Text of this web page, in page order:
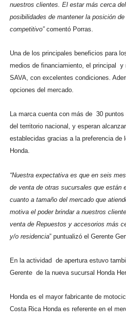
nuestros clientes. El estar más cerca
posibilidades de mantener la posición
competitivo” comentó Porras.
Una de los principales beneficios para
medios de financiamiento, el principal y
SAVA, con excelentes condiciones.
opciones del mercado.
La marca cuenta con más de 30
del territorio nacional, y esperan
establecidas gracias a la preferencia de
Honda.
“Nuestra expectativa es que en seis
de venta de otras sucursales que están
cuanto a tamaño del mercado que
motiva el poder brindar a nuestros
venta de Repuestos y accesorios más
y/o residencia” puntualizó el Gerente
En la actividad de apertura estuvo
Gerente de la nueva sucursal Honda
Honda es el mayor fabricante de
Costa Rica Honda es referente en el